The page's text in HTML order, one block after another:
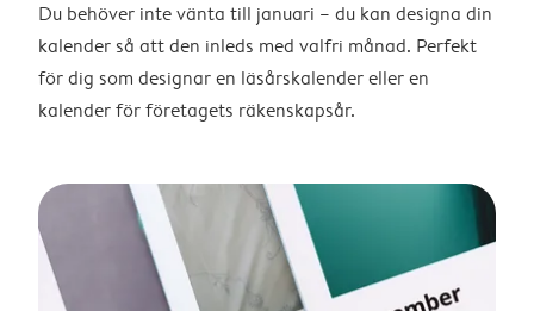
Du behöver inte vänta till januari – du kan designa din
kalender så att den inleds med valfri månad. Perfekt
för dig som designar en läsårskalender eller en
kalender för företagets räkenskapsår.